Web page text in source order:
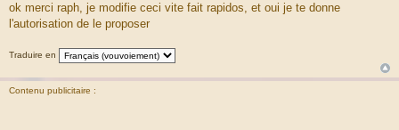
s
s
e
ok merci raph, je modifie ceci vite fait rapidos, et oui je te donne
l'autorisation de le proposer
Traduire en
Contenu publicitaire :